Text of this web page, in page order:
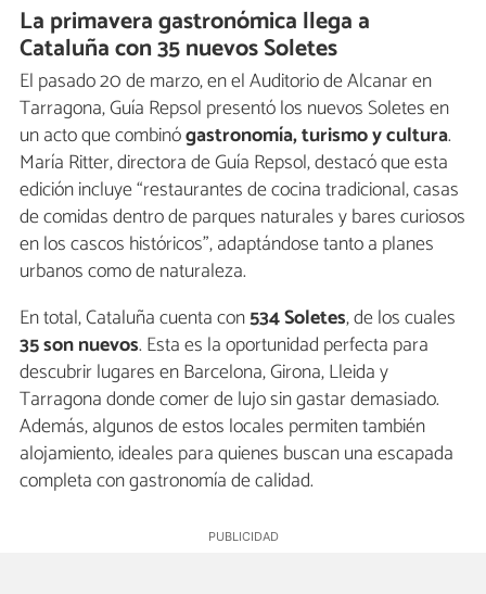
La primavera gastronómica llega a
Cataluña con 35 nuevos Soletes
El pasado 20 de marzo, en el Auditorio de Alcanar en
Tarragona, Guía Repsol presentó los nuevos Soletes en
un acto que combinógastronomía, turismo y cultura.
María Ritter, directora de Guía Repsol, destacó que esta
edición incluye “restaurantes de cocina tradicional, casas
de comidas dentro de parques naturales y bares curiosos
en los cascos históricos”, adaptándose tanto a planes
urbanos como de naturaleza.
En total, Cataluña cuenta con534 Soletes, de los cuales
35 son nuevos. Esta es la oportunidad perfecta para
descubrir lugares en Barcelona, Girona, Lleida y
Tarragona donde comer de lujo sin gastar demasiado.
Además, algunos de estos locales permiten también
alojamiento, ideales para quienes buscan una escapada
completa con gastronomía de calidad.